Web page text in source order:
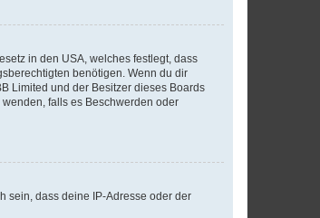
in den USA, welches festlegt, dass
benötigen. Wenn du dir
Limited und der Besitzer dieses Boards
falls es Beschwerden oder
sein, dass deine IP-Adresse oder der